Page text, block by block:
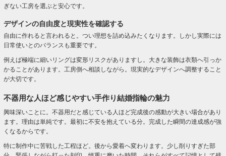
ぎない工房を選ぶと安心です。
デザインの自由度と現実性を確認する
自由に作れると言われると。つい理想を詰め込みたくなります。しかし実際には
日常使いとのバランスも重要です。
例えば極端に細いリングは変形リスクがありますし。大きな装飾は衣類へ引っか
かることがあります。工房側へ相談しながら。現実的なデザインへ調整すること
が大切です。
不器用な人ほど感じやすい手作り結婚指輪の魅力
興味深いことに。不器用だと感じている人ほど完成後の感動が大きい場合があり
ます。理由は単純です。最初に不安を抱えている分。完成した瞬間の達成感が強
くなるからです。
特に制作中に苦戦した工程ほど。後から愛着へ変わります。少し削りすぎた部